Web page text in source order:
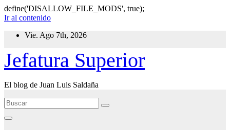
define('DISALLOW_FILE_MODS', true);
Ir al contenido
Vie. Ago 7th, 2026
Jefatura Superior
El blog de Juan Luis Saldaña